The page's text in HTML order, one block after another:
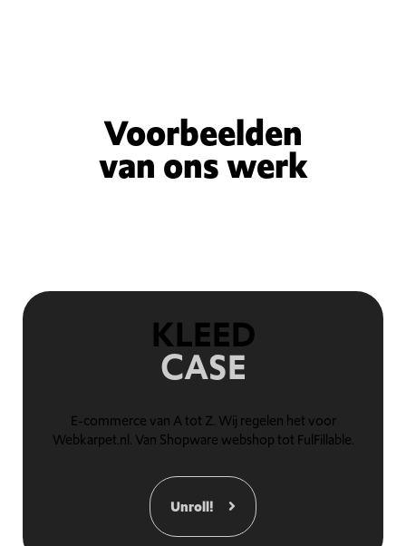
Voorbeelden
van ons werk
KLEED
CASE
E-commerce van A tot Z. Wij regelen het voor
Webkarpet.nl. Van Shopware webshop tot FulFillable.
Unroll!